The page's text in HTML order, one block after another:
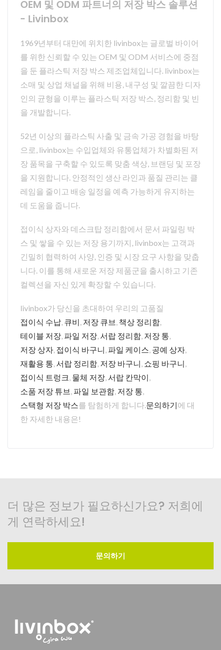
OEM 및 ODM 파트너의 저장 박스 솔루션
- Livinbox
1969년부터 대만에 위치한 livinbox는 글로벌 바이어
를 위한 신뢰할 수 있는 OEM 및 ODM 서비스에 중점
을 둔 플라스틱 저장 박스 제조업체입니다. livinbox는
소매 및 상업 채널을 위해 비용, 내구성 및 깔끔한 디자
인의 균형을 이루는 플라스틱 저장 박스, 정리함 및 빈
을 개발합니다.
52년 이상의 플라스틱 사출 및 금속 가공 경험을 바탕
으로, livinbox는 수입업체와 유통업체가 차별화된 저
장 품목을 구축할 수 있도록 맞춤 색상, 브랜딩 및 포장
을 지원합니다. 안정적인 생산 라인과 품질 관리는 클
레임을 줄이고 배송 일정을 예측 가능하게 유지하는
데 도움을 줍니다.
접이식 상자와 데스크탑 정리함에서 문서 파일링 박
스 및 쌓을 수 있는 저장 용기까지, livinbox는 고객과
긴밀히 협력하여 사양, 인증 및 시장 요구 사항을 맞춥
니다. 이를 통해 새로운 저장 제품군을 출시하고 기존
컬렉션을 자신 있게 확장할 수 있습니다.
livinbox가 당신을 초대하여 우리의 고품질
접이식 수납, 큐비, 저장 큐브 , 책상 정리함,
테이블 저장, 파일 저장,서랍 정리함, 저장 통,
저장 상자, 접이식 바구니, 파일 케이스, 공예 상자,
재활용 통,서랍 정리함, 저장 바구니, 쇼핑 바구니,
접이식 트렁크, 물체 저장,서랍 칸막이,
소품 저장 튜브 , 파일 보관함, 저장 통,
스택형 저장 박스를 탐험하게 합니다.문의하기에 대
한 자세한 내용은!
더 많은 정보가 필요하신가요? 저희에
게 연락하세요!
문의하기